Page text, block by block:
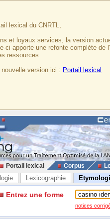
lexical du CNRTL,
et loyaux services, la version
ci apporte une refonte complète
ressources.
version ici : Portail lexical
Portail lexical Corpus
Lexicographie
Entrez une forme
notices